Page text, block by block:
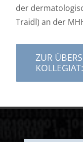
der
Traidl) an der
ZUR